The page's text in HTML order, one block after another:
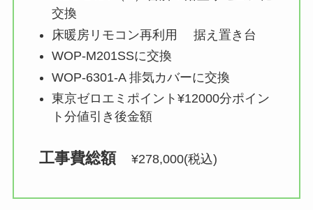
交換
床暖房リモコン再利用 据え置き台
WOP-M201SSに交換
WOP-6301-A 排気カバーに交換
東京ゼロエミポイント¥12000分ポイン
ト分値引き後金額
工事費総額 ¥278,000(税込)